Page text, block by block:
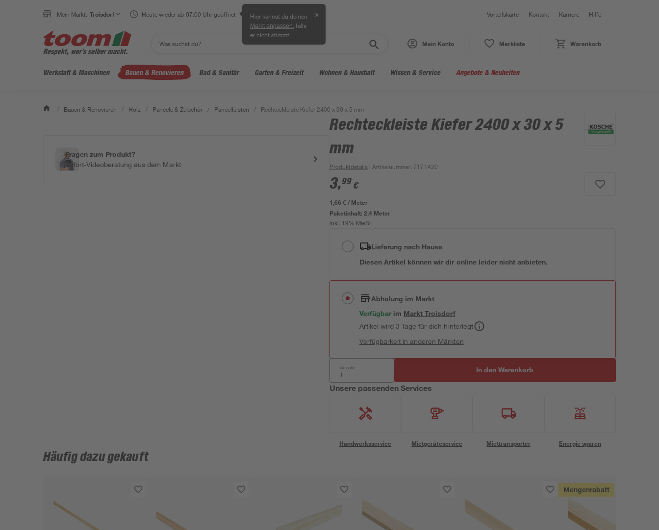
Mein Markt: Troisdorf Heute wieder ab 07:00 Uhr geöffnet Hier kannst du deinen
Markt anpassen , falls
er nicht stimmt.
✕ Vorteilskarte Kontakt Karriere Hilfe
Mein Konto Merkliste Warenkorb
Werkstatt & Maschinen Bauen & Renovieren Bad & Sanitär Garten & Freizeit Wohnen & Haushalt Wissen & Service Angebote & Neuheiten
/ Bauen & Renovieren / Holz / Paneele & Zubehör / Paneelleisten / Rechteckleiste Kiefer 2400 x 30 x 5 mm
Fragen zum Produkt?
Sofort-Videoberatung aus dem Markt
Rechteckleiste Kiefer 2400 x 30 x 5
mm
Produktdetails | Artikelnummer: 7171420
3,99 €
1,66 € / Meter
Paketinhalt:2,4 Meter
inkl. 19% MwSt.
Lieferung nach Hause
Diesen Artikel können wir dir online leider nicht anbieten.
Abholung im Markt
Verfügbar im MarktTroisdorf
Artikel wird 3 Tage für dich hinterlegt
Verfügbarkeit in anderen Märkten
Anzahl: In den Warenkorb
Unsere passenden Services
Handwerksservice Mietgeräteservice Miettransporter Energie sparen
Häufig dazu gekauft
Mengenrabatt